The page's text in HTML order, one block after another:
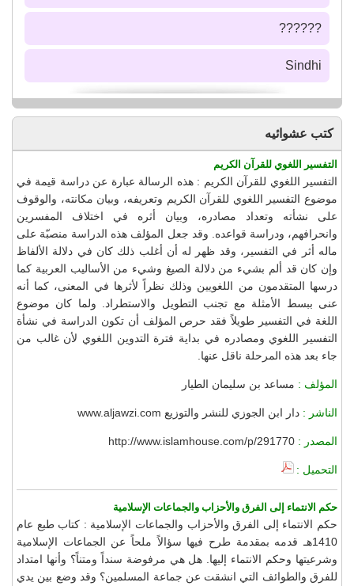
??????
Sindhi
كتب عشوائيه
التفسير اللغوي للقرآن الكريم
التفسير اللغوي للقرآن الكريم : هذه الرسالة عبارة عن دراسة قيمة في
موضوع التفسير اللغوي للقرآن الكريم وتعريفه، وبيان مكانته، والوقوف
على نشأته وتعداد مصادره، وبيان أثره في اختلاف المفسرين
وانحرافهم، ودراسة قواعده. وقد جعل المؤلف هذه الدراسة منصبّة على
ماله أثر في التفسير، وقد ظهر له أن أغلب ذلك كان في دلالة الألفاظ
وإن كان قد ألم بشيء من دلالة الصيغ وشيء من الأساليب العربية كما
درسها المتقدمون من اللغويين وذلك نظراً لأثرها في المعنى، كما أنه
عنى ببسط الأمثلة مع تجنب التطويل والاستطراد. ولما كان موضوع
اللغة في التفسير طويلاً فقد حرص المؤلف أن تكون الدراسة في نشأة
التفسير اللغوي ومصادره في بداية فترة التدوين اللغوي لأن غالب من
جاء بعد هذه المرحلة ناقل عنها.
المؤلف : مساعد بن سليمان الطيار
الناشر : دار ابن الجوزي للنشر والتوزيع www.aljawzi.com
المصدر : http://www.islamhouse.com/p/291770
التحميل :
حكم الانتماء إلى الفرق والأحزاب والجماعات الإسلامية
حكم الانتماء إلى الفرق والأحزاب والجماعات الإسلامية : كتاب طبع عام
1410هـ قدمه بمقدمة طرح فيها سؤالاً ملحاً عن الجماعات الإسلامية
وشرعيتها وحكم الانتماء إليها. هل هي مرفوضة سنداً ومتناً؟ وأنها امتداد
للفرق والطوائف التي انشقت عن جماعة المسلمين؟ وقد وضع بين يدي